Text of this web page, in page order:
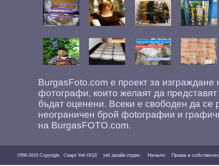
BurgasFoto.com е проект за
фотографи, които желаят да
бъдат оценени. Всеки е свободен да се
неограничен брой фоtографии и
на BurgasFOTO.com.
1998-2018 Copyright Смарт Уеб ООД уеб дизайн студио Начало Права и